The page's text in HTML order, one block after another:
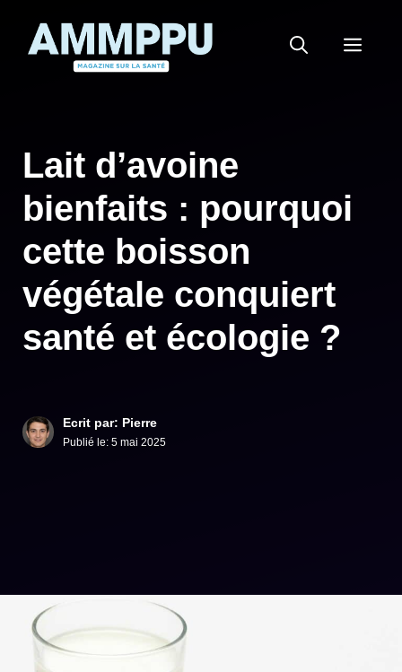
Lait d’avoine
bienfaits : pourquoi
cette boisson
végétale conquiert
santé et écologie ?
Ecrit par: Pierre
Publié le: 5 mai 2025